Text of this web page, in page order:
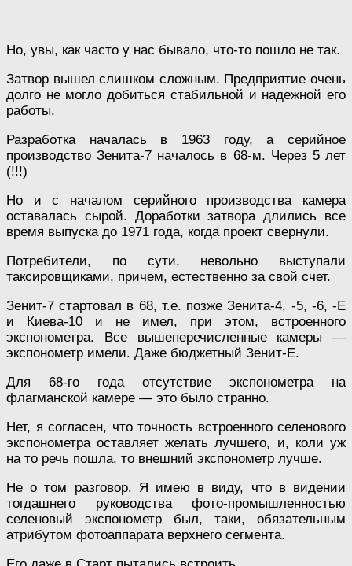
Но, увы, как часто у нас бывало, что-то пошло не так.
Затвор вышел слишком сложным. Предприятие очень
долго не могло добиться стабильной и надежной его
работы.
Разработка началась в 1963 году, а серийное
производство Зенита-7 началось в 68-м. Через 5 лет
(!!!)
Но и с началом серийного производства камера
оставалась сырой. Доработки затвора длились все
время выпуска до 1971 года, когда проект свернули.
Потребители, по сути, невольно выступали
таксировщиками, причем, естественно за свой счет.
Зенит-7 стартовал в 68, т.е. позже Зенита-4, -5, -6, -Е
и Киева-10 и не имел, при этом, встроенного
экспонометра. Все вышеперечисленные камеры —
экспонометр имели. Даже бюджетный Зенит-Е.
Для 68-го года отсутствие экспонометра на
флагманской камере — это было странно.
Нет, я согласен, что точность встроенного селенового
экспонометра оставляет желать лучшего, и, коли уж
на то речь пошла, то внешний экспонометр лучше.
Не о том разговор. Я имею в виду, что в видении
тогдашнего руководства фото-промышленностью
селеновый экспонометр был, таки, обязательным
атрибутом фотоаппарата верхнего сегмента.